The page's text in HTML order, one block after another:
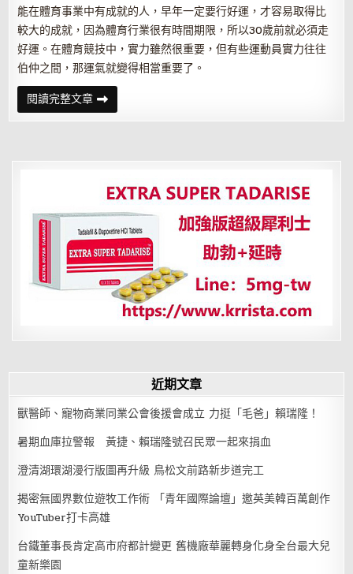
能在體育事業中有成就的人，早年一定要行好運，才容易取得比
較大的成就，因為體育行業很有時間期限，所以30歲前就必須走
好運。在體育競技中，實力雖然很重要，但有些運動員實力往往
伯仲之間，那運氣就變得相當重要了。
閱讀完整文章八
字
命
些
易
在
奧
運
中
奪
冠
近期文章
獸醫師、寵物商業同業公會後援會成立 力挺「毛爸」賴瑞隆！
暑期血庫拉警報 黃捷、賴瑞隆號召民眾一起來捐血
澄清湖環湖漫行版圖再升級 鳥松文前路新步道完工
揭密無國界數位遊牧工作術 「青年國際論壇」邀英美韓百萬創作
YouTuber打卡高雄
台鐵董事長肯定高市府都計變更 舊機廠華麗轉身化身全台最大兒
童新樂園